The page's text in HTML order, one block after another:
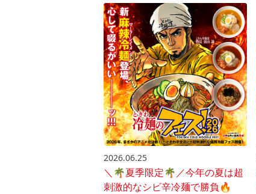
2026.06.25
＼🌴夏季限定🌴／今年の夏は超
刺激的なシビ辛冷麺で勝負🔥